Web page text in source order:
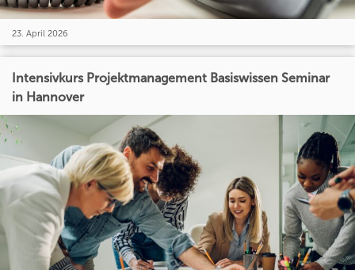
23. April 2026
Intensivkurs Projektmanagement Basiswissen Seminar
in Hannover